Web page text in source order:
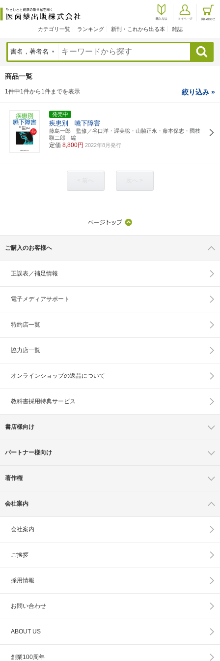
カテゴリ一覧 ランキング 新刊・これから出る本 雑誌
検索
商品一覧
1件中1件から1件までを表示 絞り込み »
発売中
疾患別 嚥下障害
藤島一郎 監修／谷口洋・渥美聡・山脇正永・藤本保志・國枝
顕二郎 編
定価 8,800円 2022年8月発行
ご購入のお客様へ
正誤表／補足情報
電子メディアサポート
特約店一覧
協力店一覧
オンラインショップの返品について
教科書採用特典サービス
書店様向け
パートナー様向け
著作権
会社案内
会社案内
ご挨拶
採用情報
お問い合わせ
ABOUT US
創業100周年